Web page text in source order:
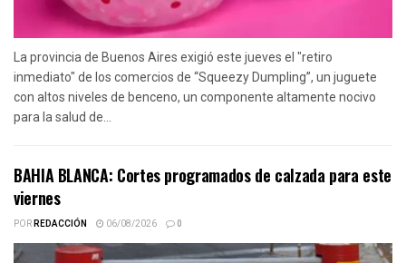
La provincia de Buenos Aires exigió este jueves el "retiro
inmediato" de los comercios de “Squeezy Dumpling”, un juguete
con altos niveles de benceno, un componente altamente nocivo
para la salud de...
BAHIA BLANCA: Cortes programados de calzada para este
viernes
PORREDACCIÓN 06/08/2026 0